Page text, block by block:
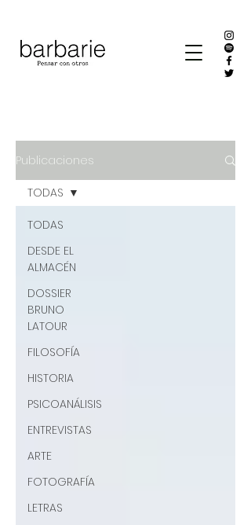
Publicaciones
TODAS
DESDE EL
ALMACÉN
DOSSIER
BRUNO
LATOUR
FILOSOFÍA
HISTORIA
PSICOANÁLISIS
ENTREVISTAS
ARTE
FOTOGRAFÍA
LETRAS
TODAS